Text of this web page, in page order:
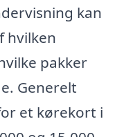
kan
hvilken
pakker
Generelt
et kørekort i